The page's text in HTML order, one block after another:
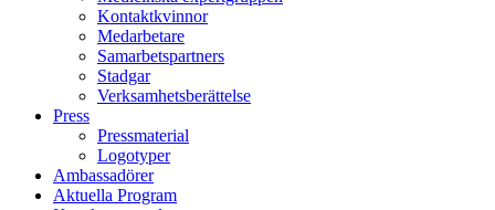
Kontaktkvinnor
Medarbetare
Samarbetspartners
Stadgar
Verksamhetsberättelse
Press
Pressmaterial
Logotyper
Ambassadörer
Aktuella Program